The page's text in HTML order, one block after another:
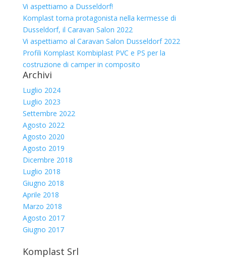
Vi aspettiamo a Dusseldorf!
Komplast torna protagonista nella kermesse di
Dusseldorf, il Caravan Salon 2022
Vi aspettiamo al Caravan Salon Dusseldorf 2022
Profili Komplast Kombiplast PVC e PS per la
costruzione di camper in composito
Archivi
Luglio 2024
Luglio 2023
Settembre 2022
Agosto 2022
Agosto 2020
Agosto 2019
Dicembre 2018
Luglio 2018
Giugno 2018
Aprile 2018
Marzo 2018
Agosto 2017
Giugno 2017
Komplast Srl